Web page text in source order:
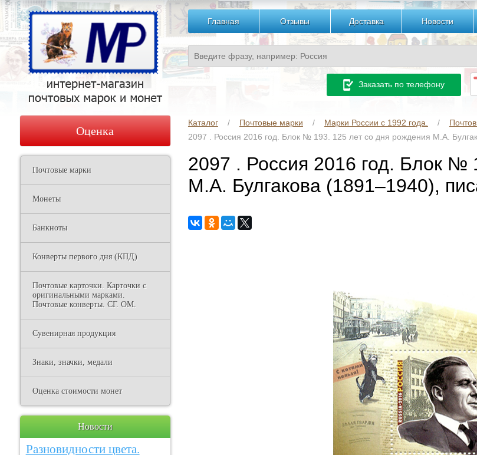
Главная Отзывы Доставка Новости
Заказать по телефону
Каталог Почтовые марки Марки России с 1992 года.
2097 . Россия 2016 год. Блок № 193. 125 лет со дня рождения М.А.
2097 . Россия 2016 год. Блок №
М.А. Булгакова (1891–1940),
Оценка
Почтовые марки
Монеты
Банкноты
Конверты первого дня (КПД)
Почтовые карточки. Карточки с
оригинальными марками.
Почтовые конверты. СГ. ОМ.
Сувенирная продукция
Знаки, значки, медали
Оценка стоимости монет
Новости
Разновидности цвета.